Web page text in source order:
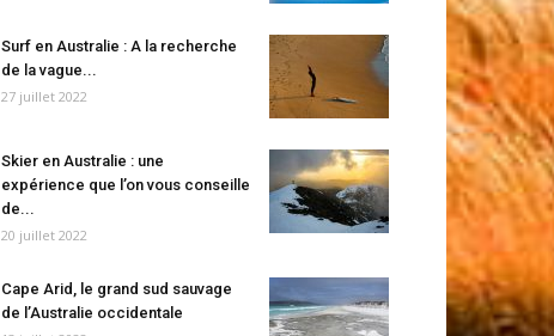
Surf en Australie : A la recherche
de la vague...
27 juillet 2022
Skier en Australie : une
expérience que l’on vous conseille
de...
20 juillet 2022
Cape Arid, le grand sud sauvage
de l’Australie occidentale